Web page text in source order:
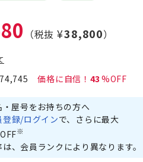
（税抜 ¥38,800）
43
屋号をお持ちの方へ
登録/ログインで、さらに最大
OFF※
、会員ランクにより異なります。